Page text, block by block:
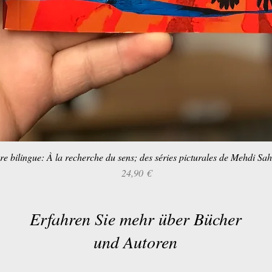
Schnellansicht
bilingue: À la recherche du sens; des séries picturales de Mehdi
Preis
24,90 €
Erfahren Sie mehr über Bücher
und Autoren